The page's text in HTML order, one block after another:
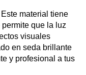
Este material tiene
que la luz
visuales
en seda brillante
y profesional a tus